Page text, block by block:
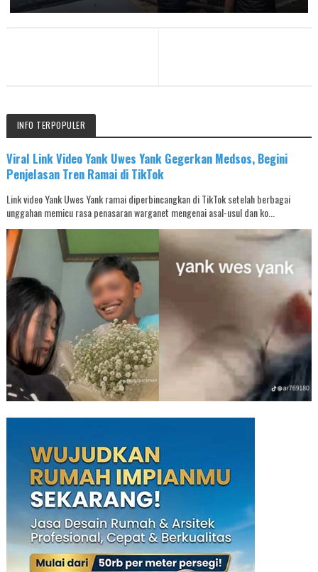
INFO TERPOPULER
Viral Link Video Yank Uwes Yank Gegerkan Medsos, Begini
Penjelasan Tren Ramai di TikTok
Link video Yank Uwes Yank ramai diperbincangkan di TikTok setelah berbagai
unggahan memicu rasa penasaran warganet mengenai asal-usul dan ko...